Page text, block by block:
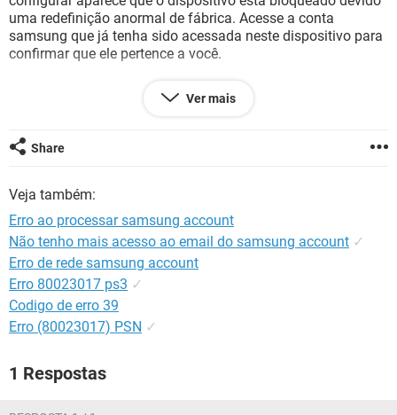
GUIA DE COMPRAS
uma redefinição anormal de fábrica. Acesse a conta
samsung que já tenha sido acessada neste dispositivo para
confirmar que ele pertence a você.
Coloco a senha e o id tudo certinho e dar ERRO AO
PROCESSAR. Caso coloco uma senha errada aparace que a
na samsung account normalmente pelo PC, cheguei até a
mudar a senha para ver se funcionava e nada.
momento estou aguardando resposta.
Alguém teria uma dica para que eu possa resolver esse
problema?
Desde já agradeço.
Ver mais
Share
Veja também:
Erro ao processar samsung account
Não tenho mais acesso ao email do samsung account ✓
Erro de rede samsung account
Erro 80023017 ps3 ✓
Codigo de erro 39
Erro (80023017) PSN ✓
1 Respostas